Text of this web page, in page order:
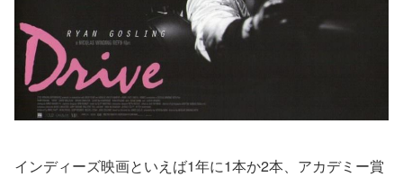
インディーズ映画といえば1年に1本か2本、アカデミー賞